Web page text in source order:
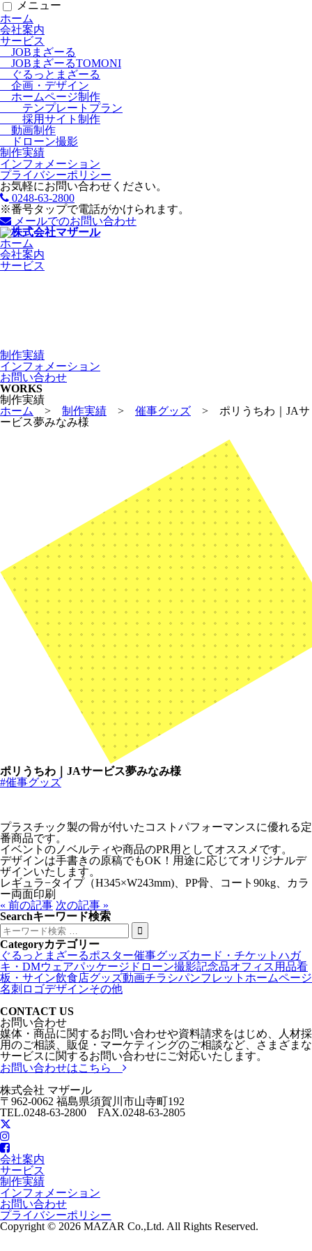
メニュー
ホーム
会社案内
サービス
JOBまざーる
JOBまざーるTOMONI
ぐるっとまざーる
企画・デザイン
ホームページ制作
テンプレートプラン
採用サイト制作
動画制作
ドローン撮影
制作実績
インフォメーション
プライバシーポリシー
お気軽にお問い合わせください。
0248-63-2800
※番号タップで電話がかけられます。
メールでのお問い合わせ
ホーム
会社案内
サービス
制作実績
インフォメーション
お問い合わせ
WORKS
制作実績
ホーム
> 制作実績 > 催事グッズ > ポリうちわ｜JAサ
ービス夢みなみ様
ポリうちわ｜JAサービス夢みなみ様
#催事グッズ
プラスチック製の骨が付いたコストパフォーマンスに優れる定
番商品です。
イベントのノベルティや商品のPR用としてオススメです。
デザインは手書きの原稿でもOK！用途に応じてオリジナルデ
ザインいたします。
レギュラ−タイプ（H345×W243mm)、PP骨、コート90kg、カラ
ー両面印刷
« 前の記事 次の記事 »
Searchキーワード検索
Categoryカテゴリー
ぐるっとまざーるポスター催事グッズカード・チケット ハガ
キ・DMウェアパッケージ ドローン撮影記念品オフィス用品看
板・サイン飲食店グッズ動画チラシパンフレット ホームページ
名刺 ロゴデザインその他
CONTACT US
お問い合わせ
媒体・商品に関するお問い合わせや資料請求をはじめ、人材採
用のご相談、販促・マーケティングのご相談など、さまざまな
サービスに関するお問い合わせにご対応いたします。
お問い合わせはこちら
株式会社 マザール
〒962-0062 福島県須賀川市山寺町192
TEL.0248-63-2800 FAX.0248-63-2805
会社案内
サービス
制作実績
インフォメーション
お問い合わせ
プライバシーポリシー
Copyright © 2026 MAZAR Co.,Ltd. All Rights Reserved.